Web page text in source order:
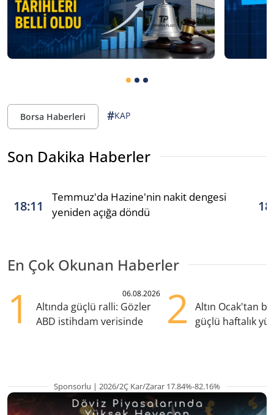
Borsa Haberleri #KAP
Son Dakika Haberler
18:11
Temmuz'da Hazine'nin nakit dengesi
yeniden açığa döndü
En Çok Okunan Haberler
1 06.08.2026
Altında güçlü ralli: Gözler
ABD istihdam verisinde
2
Altın Ocak'tan
güçlü haftalık
Sponsorlu | 2026/2Ç Kar/Zarar 17.84%-82.16%